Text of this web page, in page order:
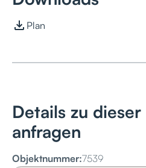
Plan
Details zu
anfragen
Objektnummer:7539